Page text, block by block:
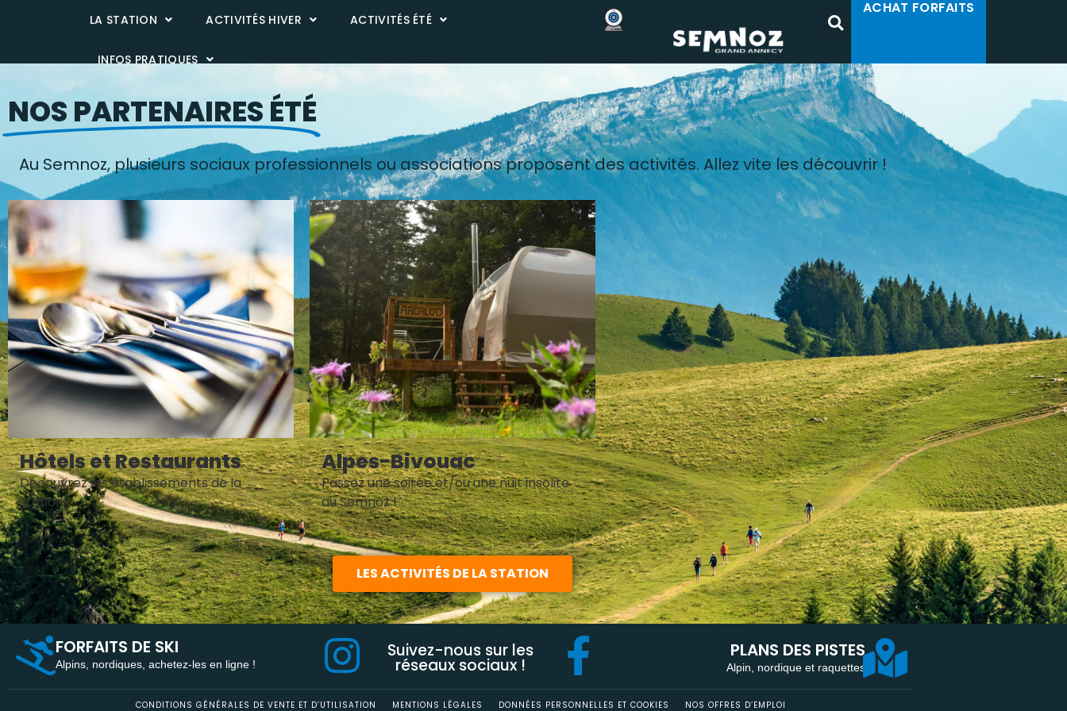
LA STATION ACTIVITÉS HIVER ACTIVITÉS ÉTÉ
INFOS PRATIQUES
ACHAT FORFAITS
NOS PARTENAIRES ÉTÉ
Au Semnoz, plusieurs sociaux professionnels ou associations proposent des activités. Allez vite les découvrir !
Hôtels et Restaurants
Découvrez les établissements de la
station
Alpes-Bivouac
Passez une soirée et/ou une nuit insolite
au Semnoz !
LES ACTIVITÉS DE LA STATION
FORFAITS DE SKI
Alpins, nordiques, achetez-les en ligne !
Suivez-nous sur les
réseaux sociaux !
PLANS DES PISTES
Alpin, nordique et raquettes
CONDITIONS GÉNÉRALES DE VENTE ET D’UTILISATION MENTIONS LÉGALES DONNÉES PERSONNELLES ET COOKIES NOS OFFRES D’EMPLOI